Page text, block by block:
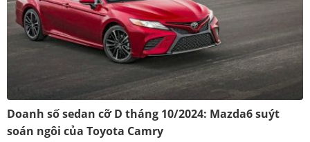
Doanh số sedan cỡ D tháng 10/2024: Mazda6 suýt
soán ngôi của Toyota Camry